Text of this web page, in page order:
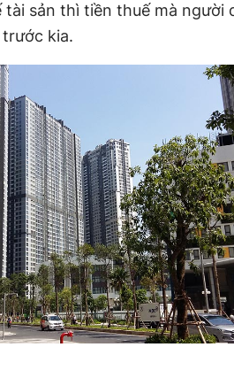
sản thì tiền thuế mà người
kia.